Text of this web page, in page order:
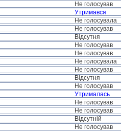
Не голосував
Утримався
Не голосувала
Не голосував
Відсутня
Не голосував
Не голосував
Не голосувала
Не голосував
Відсутня
Не голосував
Утрималась
Не голосував
Не голосував
Відсутній
Не голосував